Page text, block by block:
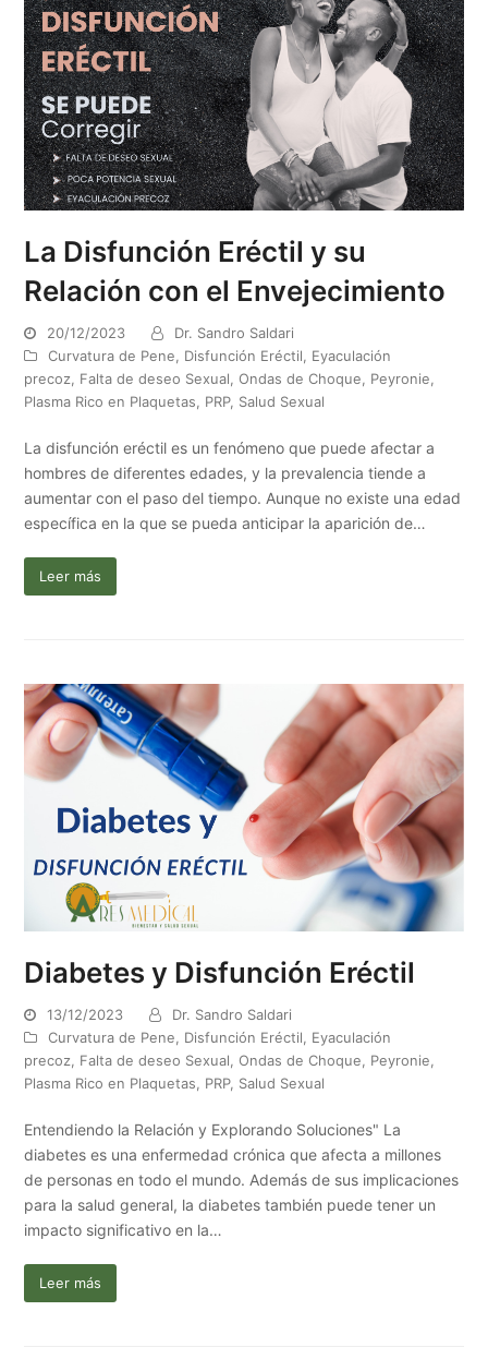
La Disfunción Eréctil y su
Relación con el Envejecimiento
20/12/2023
Dr. Sandro Saldari
Curvatura de Pene, Disfunción Eréctil, Eyaculación
precoz, Falta de deseo Sexual,Ondas de Choque, Peyronie,
Plasma Rico en Plaquetas, PRP, Salud Sexual
La disfunción eréctil es un fenómeno que puede afectar a
hombres de diferentes edades, y la prevalencia tiende a
aumentar con el paso del tiempo. Aunque no existe una edad
específica en la que se pueda anticipar la aparición de…
Leer más
Diabetes y Disfunción Eréctil
13/12/2023
Dr. Sandro Saldari
Curvatura de Pene
Disfunción Eréctil
Eyaculación
precoz
Falta de deseo Sexual ,Ondas de Choque Peyronie
Plasma Rico en Plaquetas
PRP, Salud Sexual
Entendiendo la Relación y Explorando Soluciones" La
diabetes es una enfermedad crónica que afecta a millones
de personas en todo el mundo. Además de sus implicaciones
para la salud general, la diabetes también puede tener un
impacto significativo en la…
Leer más